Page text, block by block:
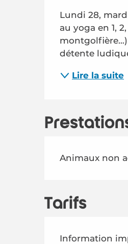
Lundi 28,
au yoga en 1,
montgolfière…)
détente
Lire la suite
Animaux non
Tarifs
Information